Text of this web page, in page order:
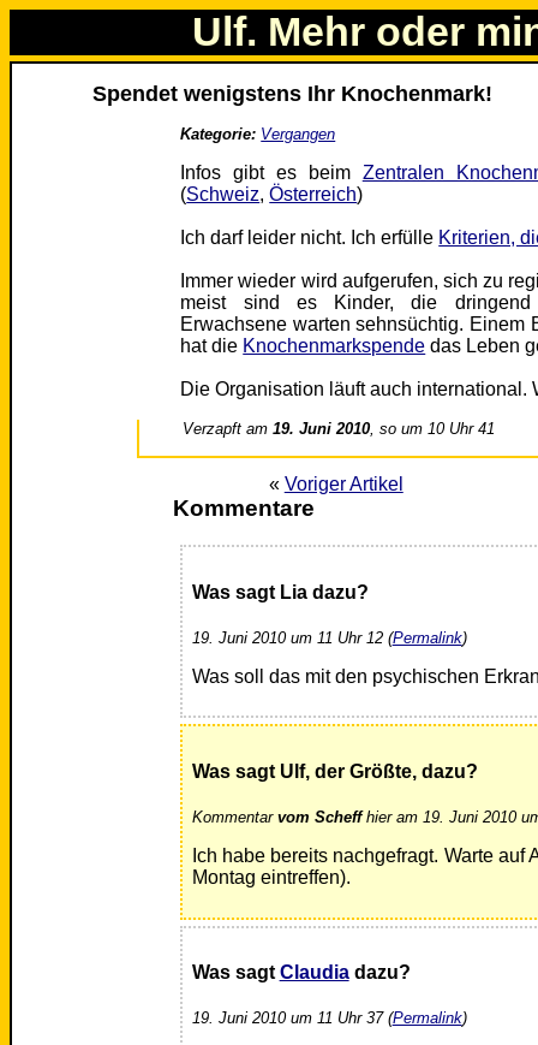
Ulf. Mehr oder
Spendet wenigstens Ihr Knochenmark!
Kategorie: Vergangen
Infos gibt es beim Zentralen
(Schweiz,Österreich)
Ich darf leider nicht. Ich erfülle Kriterien,
Immer wieder wird aufgerufen, sich zu
meist sind es Kinder, die
Erwachsene warten sehnsüchtig. Einem
hat die Knochenmarkspende das Leben
Die Organisation läuft auch international.
Verzapft am19. Juni 2010, so um 10 Uhr 41
« Voriger Artikel
Kommentare
Was sagt Lia dazu?
19. Juni 2010 um 11 Uhr 12 (Permalink)
Was soll das mit den psychischen
Was sagt Ulf, der Größte, dazu?
Kommentar vom Scheffhier am 19. Juni 2010
Ich habe bereits nachgefragt. Warte auf
Montag eintreffen).
Was sagt Claudiadazu?
19. Juni 2010 um 11 Uhr 37 (Permalink)